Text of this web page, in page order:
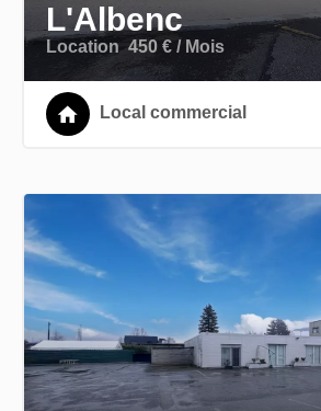
L'Albenc
Location 450 € / Mois
Local commercial